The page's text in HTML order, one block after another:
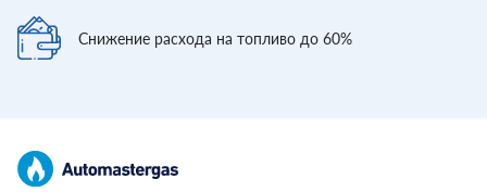
Снижение расхода на топливо до 60%